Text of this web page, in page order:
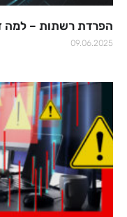
הפרדת רשתות – למה
09.06.2025